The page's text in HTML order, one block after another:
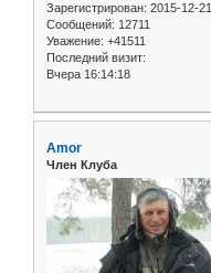
Зарегистрирован: 2015-12-21
Сообщений: 12711
Уважение: +41511
Последний визит:
Вчера 16:14:18
Amor
Член Клуба